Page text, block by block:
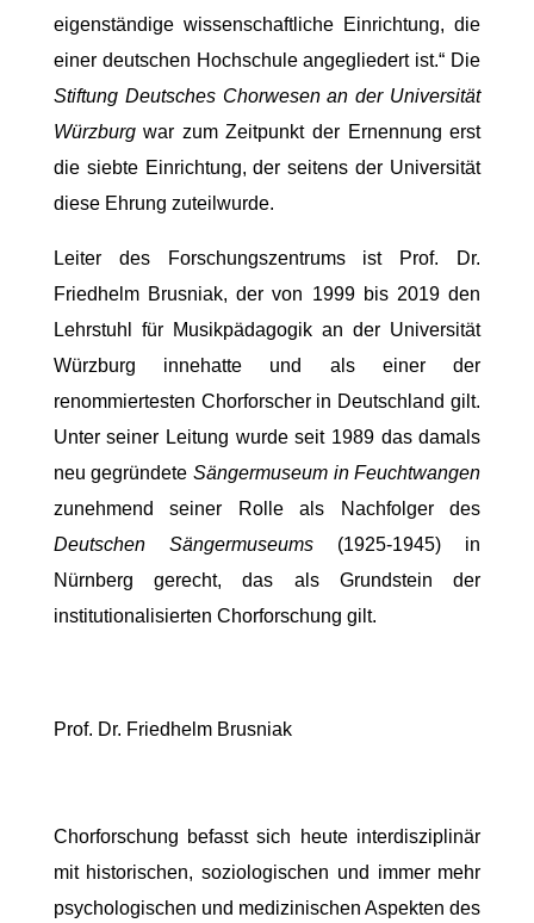
eigenständige wissenschaftliche Einrichtung, die
einer deutschen Hochschule angegliedert ist.“ Die
Stiftung Deutsches Chorwesen an der Universität
Würzburgwar zum Zeitpunkt der Ernennung erst
die siebte Einrichtung, der seitens der Universität
diese Ehrung zuteilwurde.
Leiter des Forschungszentrums ist Prof. Dr.
Friedhelm Brusniak, der von 1999 bis 2019 den
Lehrstuhl für Musikpädagogik an der Universität
Würzburg innehatte und als einer der
renommiertesten Chorforscher in Deutschland gilt.
Unter seiner Leitung wurde seit 1989 das damals
neu gegründete Sängermuseum in Feuchtwangen
zunehmend seiner Rolle als Nachfolger des
Deutschen Sängermuseums(1925-1945) in
Nürnberg gerecht, das als Grundstein der
institutionalisierten Chorforschung gilt.
Prof. Dr. Friedhelm Brusniak
Chorforschung befasst sich heute interdisziplinär
mit historischen, soziologischen und immer mehr
psychologischen und medizinischen Aspekten des